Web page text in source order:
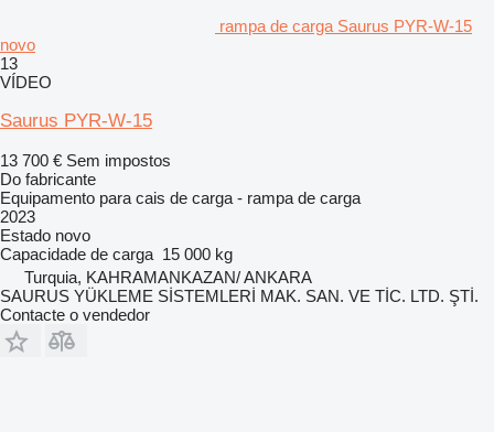
rampa de carga Saurus PYR-W-15
novo
13
VÍDEO
Saurus PYR-W-15
13 700 € Sem impostos
Do fabricante
Equipamento para cais de carga - rampa de carga
2023
Estado novo
Capacidade de carga 15 000 kg
Turquia, KAHRAMANKAZAN/ ANKARA
SAURUS YÜKLEME SİSTEMLERİ MAK. SAN. VE TİC. LTD. ŞTİ.
Contacte o vendedor